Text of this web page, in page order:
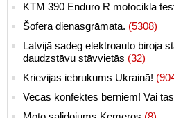
KTM 390 Enduro R motocikla
Šofera dienasgrāmata. (5308)
Latvijā sadeg elektroauto biroja
daudzstāvu stāvvietās (32)
Krievijas iebrukums Ukrainā!
Vecas konfektes bērniem! Vai